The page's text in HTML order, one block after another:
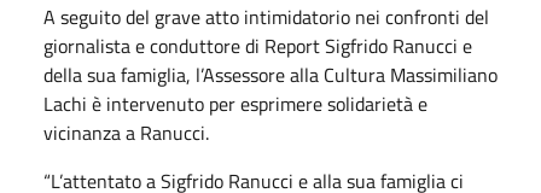
A seguito del grave atto intimidatorio nei confronti del
giornalista e conduttore di Report Sigfrido Ranucci e
della sua famiglia, l’Assessore alla Cultura Massimiliano
Lachi è intervenuto per esprimere solidarietà e
vicinanza a Ranucci.
“L’attentato a Sigfrido Ranucci e alla sua famiglia ci